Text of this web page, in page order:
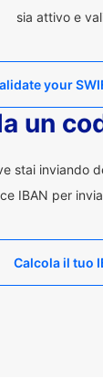
sia attivo e
your
un
stai inviando
IBAN per
Calcola il tuo